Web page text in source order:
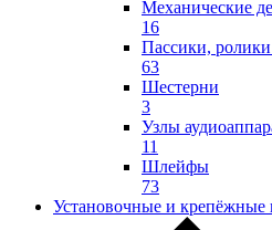
Механические
16
Пассики,
63
Шестерни
3
Узлы
11
Шлейфы
73
Установочные и крепёжные